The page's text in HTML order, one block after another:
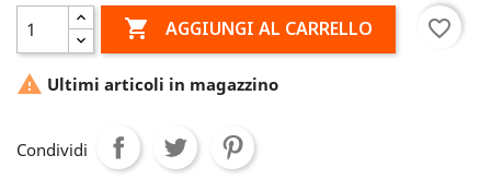
 AGGIUNGI AL CARRELLO favorite_border
 Ultimi articoli in magazzino
Condividi